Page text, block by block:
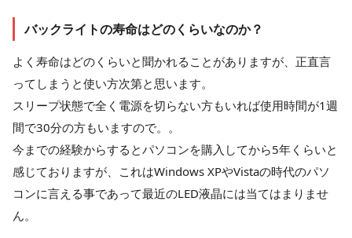
バックライトの寿命はどのくらいなのか？
よく寿命はどのくらいと聞かれることがありますが、正直言
ってしまうと使い方次第と思います。
スリープ状態で全く電源を切らない方もいれば使用時間が1週
間で30分の方もいますので。。
今までの経験からするとパソコンを購入してから5年くらいと
感じておりますが、これはWindows XPやVistaの時代のパソ
コンに言える事であって最近のLED液晶には当てはまりませ
ん。